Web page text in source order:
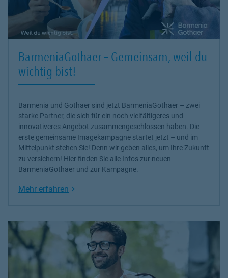
BarmeniaGothaer – Gemeinsam, weil du
wichtig bist!
Barmenia und Gothaer sind jetzt BarmeniaGothaer – zwei
starke Partner, die sich für ein noch vielfältigeres und
innovativeres Angebot zusammengeschlossen haben. Die
erste gemeinsame Imagekampagne startet jetzt – und im
Mittelpunkt stehen Sie! Denn wir geben alles, um Ihre Zukunft
zu versichern! Hier finden Sie alle Infos zur neuen
BarmeniaGothaer und zur Kampagne.
Mehr erfahren Link Opens in New Tab